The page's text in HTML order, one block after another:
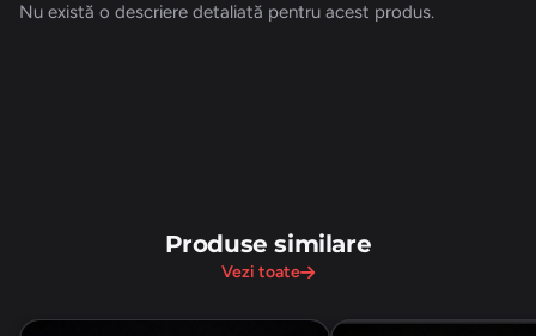
Nu există o descriere detaliată pentru acest produs.
Produse similare
Vezi toate